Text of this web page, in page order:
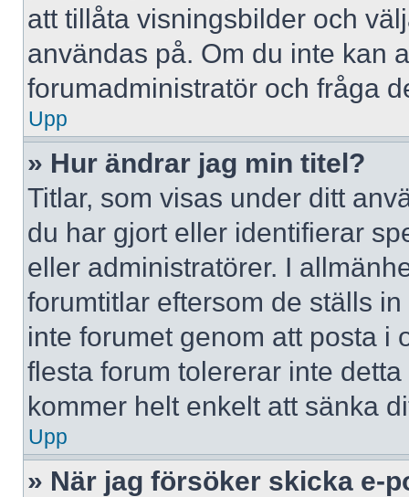
att tillåta visningsbilder och
användas på. Om du inte kan
forumadministratör och fråga
Upp
» Hur ändrar jag min titel?
Titlar, som visas under ditt
du har gjort eller identifierar
eller administratörer. I
forumtitlar eftersom de ställs
inte forumet genom att posta i
flesta forum tolererar inte
kommer helt enkelt att sänka
Upp
» När jag försöker skicka e-